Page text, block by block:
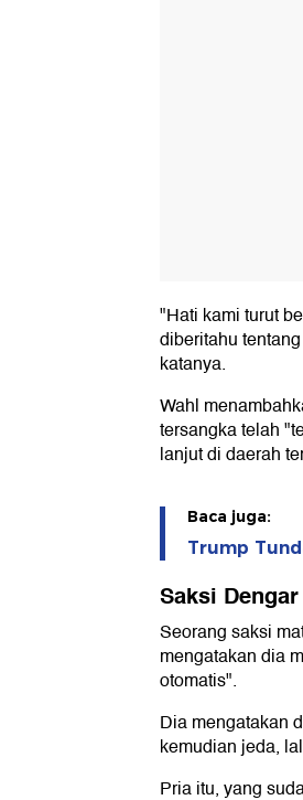
"Hati kami turut
diberitahu
katanya.
Wahl
tersangka telah
lanjut di daerah
Baca juga:
Trump
Saksi
Seorang saksi
mengatakan dia
otomatis".
Dia mengatakan
kemudian jeda,
Pria itu, yang